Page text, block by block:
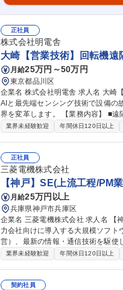
正社員
株式会社明電舎
大崎【営業技術】回転機
月給25万円～50万円
東京都品川区
企業名 株式会社明電舎 求人名 大崎【営業技術】回転機遠隔監視システム「REMOTIER」の営業技術 仕事の内容
AIと最先端センシング技術で設備の
界を変革します。 【業務内容】 ■遠隔監視システムの技術提案・導入支援／新機能・新サービスの企画提案 ■海外
スタートアップ（ポーランド）と
業界未経験歓迎 年間休日120日以上
正社員
三菱電機株式会社
【神戸】SE(上流工程/PM
月給25万円以上
兵庫県神戸市兵庫区
企業名 三菱電機株式会社 求人名 【神戸】SE（上流工程/PM業務）/電力会社向け監視制御システム 仕事の内容 電
力会社向けに導入する大規模ソフト
営）、最新の情報・通信技術を駆使し
的には】・顧客への製品企画提案
力会社向け監視制御システム
業界未経験歓迎 年間休日120日以上
契約社員